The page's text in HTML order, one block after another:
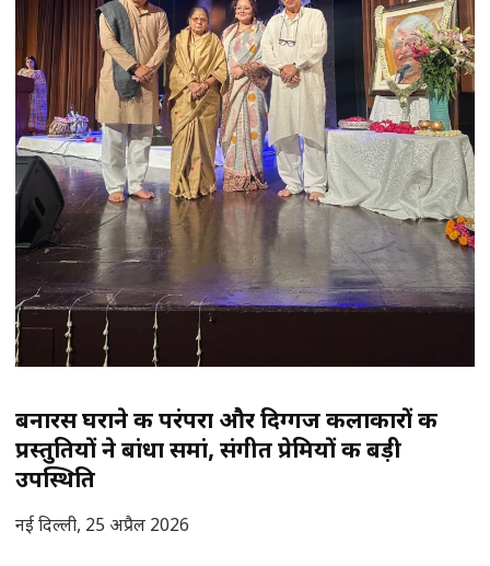
बनारस घराने की परंपरा और दिग्गज कलाकारों की
प्रस्तुतियों ने बांधा समां, संगीत प्रेमियों की बड़ी
उपस्थिति
नई दिल्ली, 25 अप्रैल 2026